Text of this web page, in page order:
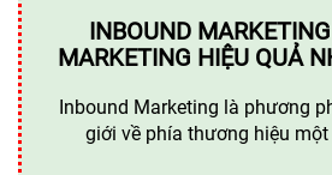
INBOUND
MARKETING HIỆU QUẢ
Inbound Marketing là phương
giới về phía thương hiệu